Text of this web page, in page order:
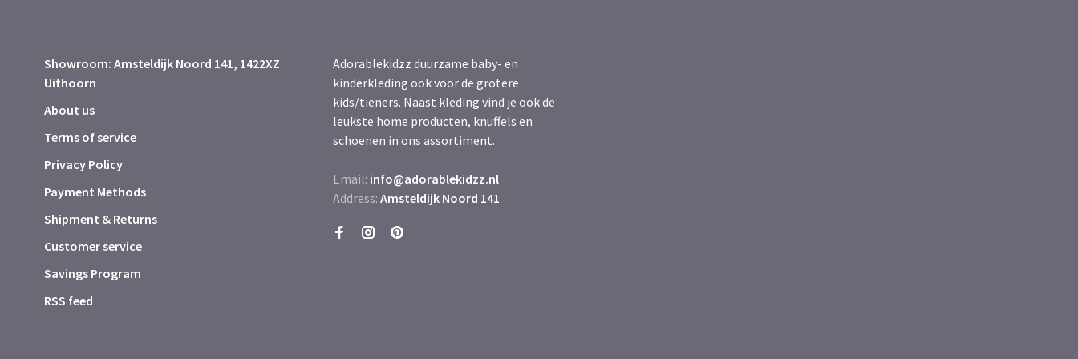
Showroom: Amsteldijk Noord 141, 1422XZ
Uithoorn
About us
Terms of service
Privacy Policy
Payment Methods
Shipment & Returns
Customer service
Savings Program
RSS feed
Adorablekidzz duurzame baby- en
kinderkleding ook voor de grotere
kids/tieners. Naast kleding vind je ook de
leukste home producten, knuffels en
schoenen in ons assortiment.
Email: info@adorablekidzz.nl
Address: Amsteldijk Noord 141